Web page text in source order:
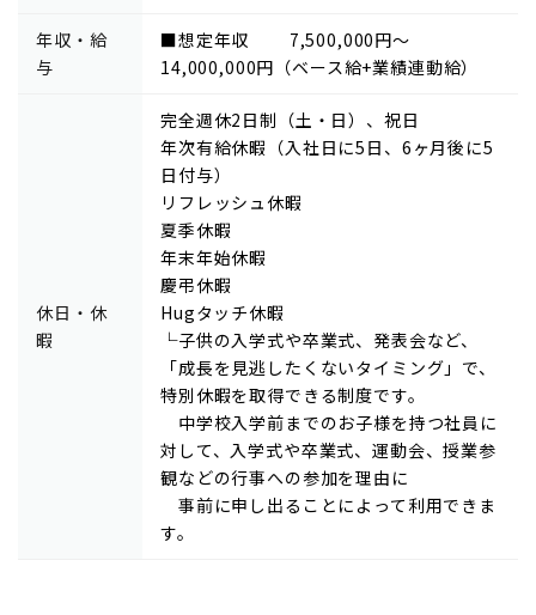
年収・給
与
■想定年収 7,500,000円～
14,000,000円（ベース給+業績連動給）
休日・休
暇
完全週休2日制（土・日）、祝日
年次有給休暇（入社日に5日、6ヶ月後に5
日付与）
リフレッシュ休暇
夏季休暇
年末年始休暇
慶弔休暇
Hugタッチ休暇
└子供の入学式や卒業式、発表会など、
「成長を見逃したくないタイミング」で、
特別休暇を取得できる制度です。
中学校入学前までのお子様を持つ社員に
対して、入学式や卒業式、運動会、授業参
観などの行事への参加を理由に
事前に申し出ることによって利用できま
す。